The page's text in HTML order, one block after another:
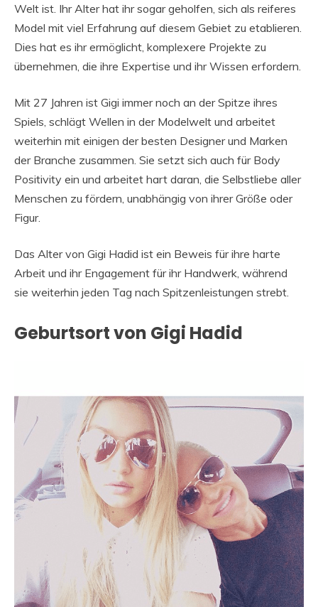
Welt ist. Ihr Alter hat ihr sogar geholfen, sich als reiferes
Model mit viel Erfahrung auf diesem Gebiet zu etablieren.
Dies hat es ihr ermöglicht, komplexere Projekte zu
übernehmen, die ihre Expertise und ihr Wissen erfordern.
Mit 27 Jahren ist Gigi immer noch an der Spitze ihres
Spiels, schlägt Wellen in der Modelwelt und arbeitet
weiterhin mit einigen der besten Designer und Marken
der Branche zusammen. Sie setzt sich auch für Body
Positivity ein und arbeitet hart daran, die Selbstliebe aller
Menschen zu fördern, unabhängig von ihrer Größe oder
Figur.
Das Alter von Gigi Hadid ist ein Beweis für ihre harte
Arbeit und ihr Engagement für ihr Handwerk, während
sie weiterhin jeden Tag nach Spitzenleistungen strebt.
Geburtsort von Gigi Hadid